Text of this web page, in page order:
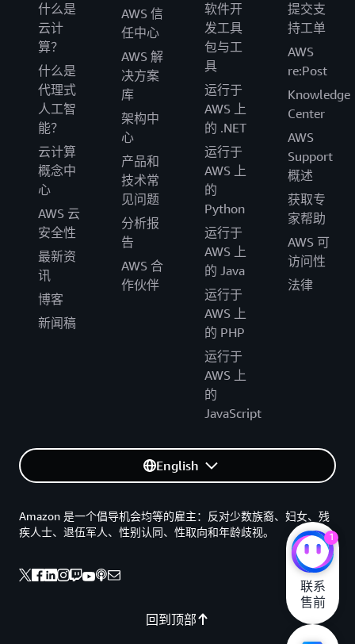
什么是
云计
算？
什么是
代理式
人工智
能？
云计算
概念中
心
AWS 云
安全性
最新资
讯
博客
新闻稿
AWS 信
任中心
AWS 解
决方案
库
架构中
心
产品和
技术常
见问题
分析报
告
AWS 合
作伙伴
软件开
发工具
包与工
具
运行于
AWS 上
的 .NET
运行于
AWS 上
的
Python
运行于
AWS 上
的 Java
运行于
AWS 上
的 PHP
运行于
AWS 上
的
JavaScript
提交支
持工单
AWS
re:Post
Knowledge
Center
AWS
Support
概述
获取专
家帮助
AWS 可
访问性
法律
English
回到顶部
Amazon 是一个倡导机会均等的雇主：反对少数族裔、妇女、残
疾人士、退伍军人、性别认同、性取向和年龄歧视。
1
联系
售前